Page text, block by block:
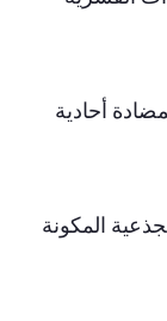
أحادية
المكونة